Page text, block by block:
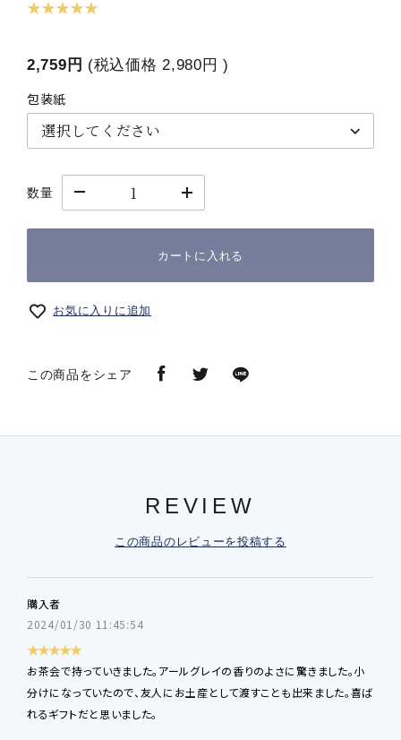
★ ★ ★ ★ ★
2,759円 (税込価格2,980円 )
包装紙
数量
カートに入れる
お気に入りに追加
この商品をシェア
REVIEW
この商品のレビューを投稿する
購入者
2024/01/30 11:45:54
★★★★★
お茶会で持っていきました。アールグレイの香りのよさに驚きました。小
分けになっていたので、友人にお土産として渡すことも出来ました。喜ば
れるギフトだと思いました。